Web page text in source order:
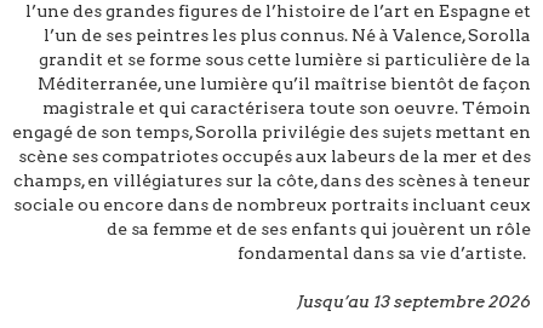
l’une des grandes figures de l’histoire de l’art en Espagne et
l’un de ses peintres les plus connus. Né à Valence, Sorolla
grandit et se forme sous cette lumière si particulière de la
Méditerranée, une lumière qu’il maîtrise bientôt de façon
magistrale et qui caractérisera toute son oeuvre. Témoin
engagé de son temps, Sorolla privilégie des sujets mettant en
scène ses compatriotes occupés aux labeurs de la mer et des
champs, en villégiatures sur la côte, dans des scènes à teneur
sociale ou encore dans de nombreux portraits incluant ceux
de sa femme et de ses enfants qui jouèrent un rôle
fondamental dans sa vie d’artiste.
Jusqu’au 13 septembre 2026